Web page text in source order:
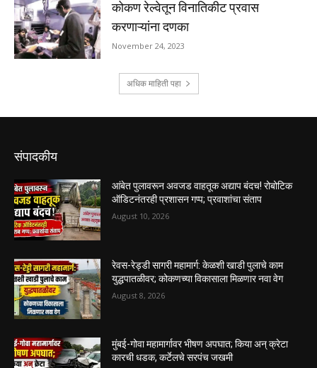
संपादकीय
आंबेत पुलावरून अवजड वाहतूक अद्याप बंदच! रोबोटिक
ऑडिटनंतरही प्रशासन गप्प; प्रवाशांचा संताप
August 10, 2026
रेवस-रेड्डी सागरी महामार्ग: केळशी खाडी पुलाचे काम
युद्धपातळीवर; कोकणच्या विकासाला मिळणार नवा वेग
August 8, 2026
मुंबई-गोवा महामार्गावर भीषण अपघात; किया अन् क्रेटा
कारची धडक, कर्टेलचे सरपंच जखमी